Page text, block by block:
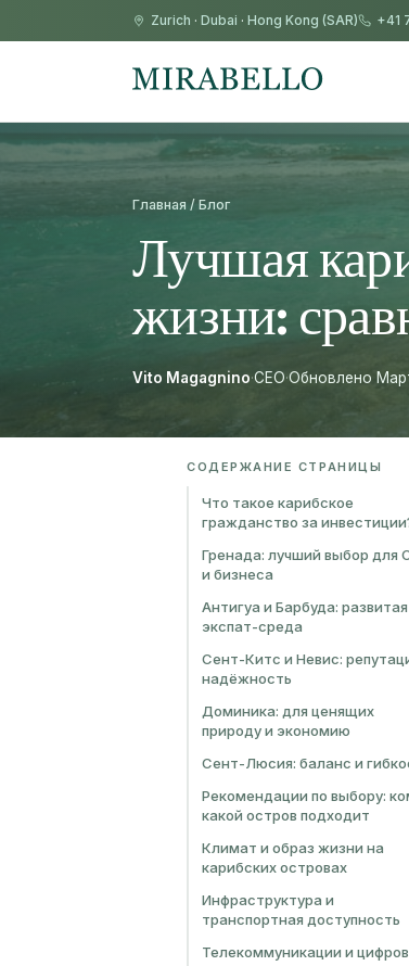
Zurich · Dubai · Hong Kong (SAR) +41
Главная / Блог
Лучшая
жизни:
Vito Magagnino·CEO·Обновлено
СОДЕРЖАНИЕ СТРАНИЦЫ
Что такое карибское
гражданство за
Гренада: лучший выбор для
и бизнеса
Антигуа и Барбуда: развитая
экспат-среда
Сент-Китс и Невис:
надёжность
Доминика: для ценящих
природу и экономию
Сент-Люсия: баланс и
Рекомендации по выбору:
какой остров подходит
Климат и образ жизни на
карибских островах
Инфраструктура и
транспортная доступность
Телекоммуникации и